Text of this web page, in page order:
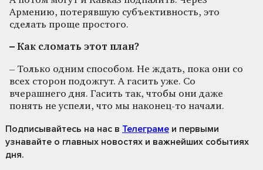
Армению, потерявшую субъективность, это
сделать проще простого.
– Как сломать этот план?
– Только одним способом. Не ждать, пока они со
всех сторон подожгут. А гасить уже. Со
вчерашнего дня. Гасить так, чтобы они даже
понять не успели, что мы наконец-то начали.
Подписывайтесь на нас в Телеграме и первыми
узнавайте о главных новостях и важнейших событиях
дня.